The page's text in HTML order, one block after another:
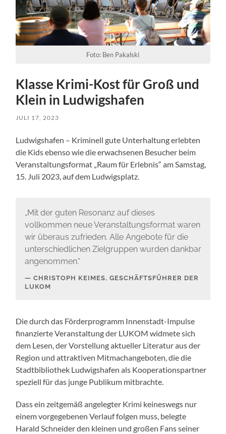
Foto: Ben Pakalski
Klasse Krimi-Kost für Groß und
Klein in Ludwigshafen
JULI 17, 2023
Ludwigshafen – Kriminell gute Unterhaltung erlebten
die Kids ebenso wie die erwachsenen Besucher beim
Veranstaltungsformat „Raum für Erlebnis“ am Samstag,
15. Juli 2023, auf dem Ludwigsplatz.
„Mit der guten Resonanz auf dieses
vollkommen neue Veranstaltungsformat waren
wir überaus zufrieden. Alle Angebote für die
unterschiedlichen Zielgruppen wurden dankbar
angenommen.“
CHRISTOPH KEIMES, GESCHÄFTSFÜHRER DER
LUKOM
Die durch das Förderprogramm Innenstadt-Impulse
finanzierte Veranstaltung der LUKOM widmete sich
dem Lesen, der Vorstellung aktueller Literatur aus der
Region und attraktiven Mitmachangeboten, die die
Stadtbibliothek Ludwigshafen als Kooperationspartner
speziell für das junge Publikum mitbrachte.
Dass ein zeitgemäß angelegter Krimi keineswegs nur
einem vorgegebenen Verlauf folgen muss, belegte
Harald Schneider den kleinen und großen Fans seiner